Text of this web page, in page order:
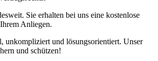
Sie erhalten bei uns eine kostenlose
Anliegen.
unkompliziert und lösungsorientiert. Unser
und schützen!